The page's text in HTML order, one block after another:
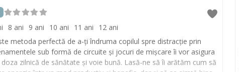
8 ani 9 ani 10 ani 11 ani
12 ani
metoda perfectă de a-ți îndruma copilul spre distracție prin
sub formă de circuite și jocuri de mișcare îi vor asigura
zilnică de sănătate și voie bună. Lasă-ne să îi arătăm cum să